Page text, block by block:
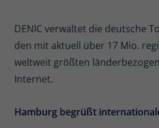
DENIC verwaltet die deutsche
den mit aktuell über 17 Mio.
weltweit größten
Internet.
Hamburg begrüßt